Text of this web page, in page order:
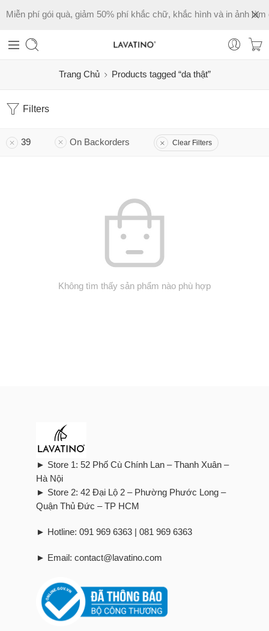
Miễn phí gói quà, giảm 50% phí khắc chữ, khắc hình và in ảnh làm
Trang Chủ Products tagged “da thật”
Filters
39 On Backorders Clear Filters
Không tìm thấy sản phẩm nào phù hợp
► Store 1: 52 Phố Cù Chính Lan – Thanh Xuân –
Hà Nội
► Store 2: 42 Đại Lộ 2 – Phường Phước Long –
Quận Thủ Đức – TP HCM
► Hotline: 091 969 6363 | 081 969 6363
► Email: contact@lavatino.com